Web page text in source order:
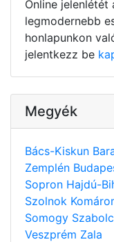
Online
legmodernebb
honlapunkon
jelentkezz be
Megyék
Bács-Kiskun
Zemplén
Sopron Hajdú-
Szolnok
Somogy
Veszprém Zala